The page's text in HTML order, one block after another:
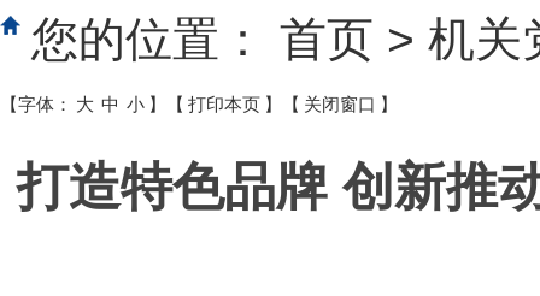
您的位置： 首页 > 机关
【字体： 大 中 小 】 【 打印本页 】 【 关闭窗口 】
打造特色品牌 创新推